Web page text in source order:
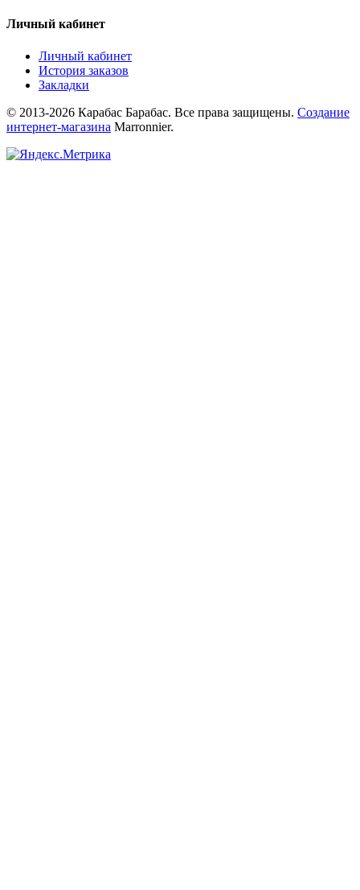
Личный кабинет
Личный кабинет
История заказов
Закладки
© 2013-2026 Карабас Барабас. Все права защищены. Создание
интернет-магазина Marronnier.